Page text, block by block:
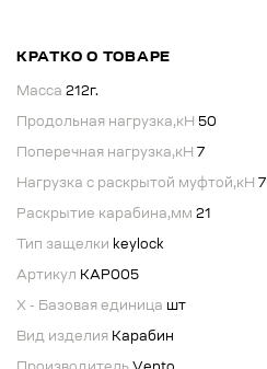
КРАТКО О ТОВАРЕ
Масса 212г.
Продольная нагрузка,кН 50
Поперечная нагрузка,кН 7
Нагрузка с раскрытой муфтой,кН 7
Раскрытие карабина,мм 21
Тип защелки keylock
Артикул КАР005
X - Базовая единица шт
Вид изделия Карабин